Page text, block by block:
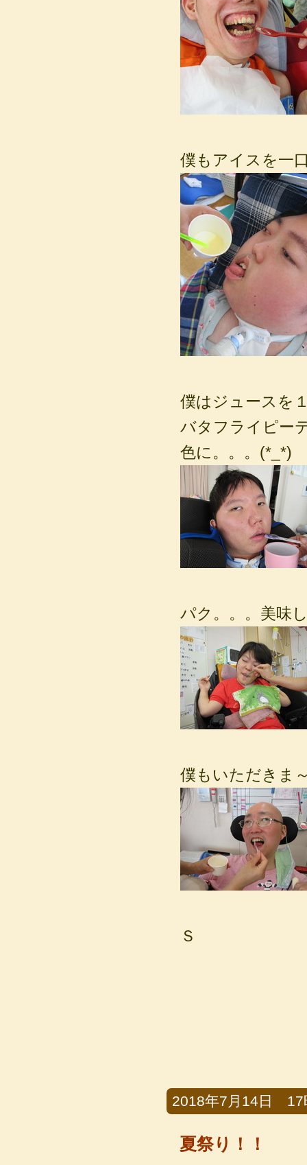
僕もアイスを一
僕はジュースを
バタフライピー
色に。。。(*_*)
パク。。。美味
僕もいただきま
Ｓ
2018年7月14日 17
夏祭り！！